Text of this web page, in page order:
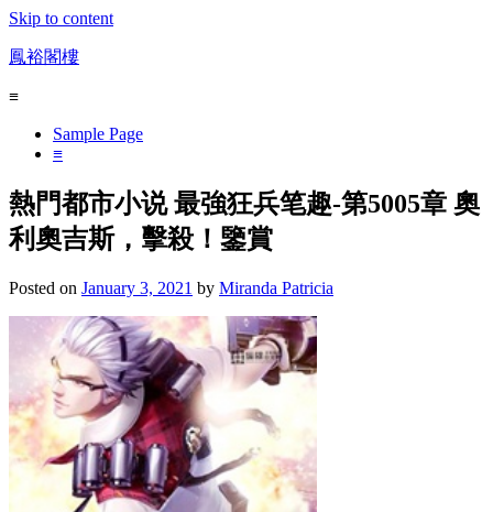
Skip to content
鳳裕閣樓
≡
Sample Page
≡
熱門都市小说 最強狂兵笔趣-第5005章 奧
利奧吉斯，擊殺！鑒賞
Posted on January 3, 2021 by Miranda Patricia